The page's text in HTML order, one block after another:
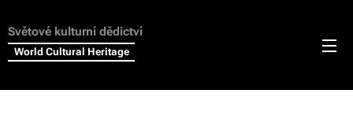
Světové kulturní dědictví
World Cultural Heritage